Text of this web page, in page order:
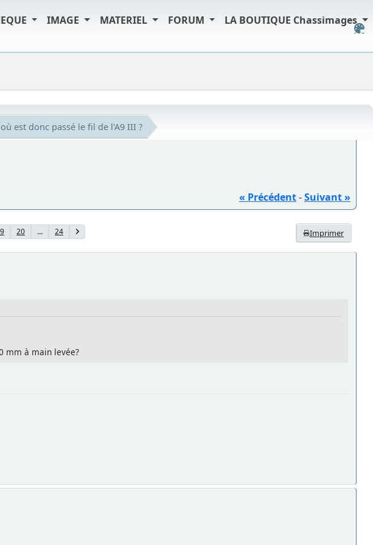
IMAGE MATERIEL FORUM LA BOUTIQUE Chassimages
est donc passé le fil de l'A9 III ?
« Précédent-Suivant »
Imprimer
20 ... 24
mm à main levée?